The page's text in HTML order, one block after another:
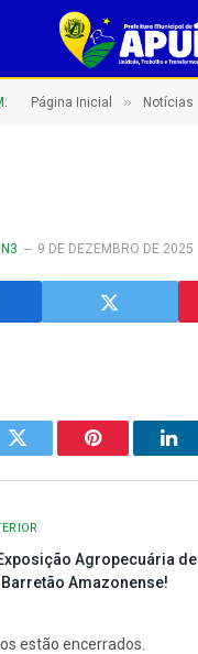
Página Inicial » Notícias
9 DE DEZEMBRO DE 2025
Twitter Pinterest
Exposição Agropecuária
Amazonense!
estão encerrados.